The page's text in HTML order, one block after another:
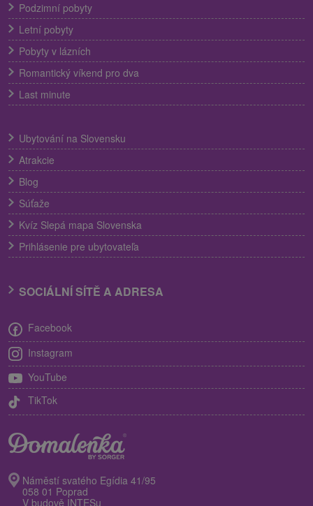
Podzimní pobyty
Letní pobyty
Pobyty v lázních
Romantický víkend pro dva
Last minute
Ubytování na Slovensku
Atrakcie
Blog
Súťaže
Kvíz Slepá mapa Slovenska
Prihlásenie pre ubytovateľa
SOCIÁLNÍ SÍTĚ A ADRESA
Facebook
Instagram
YouTube
TikTok
Náměstí svatého Egídia 41/95
058 01 Poprad
V budově INTESu